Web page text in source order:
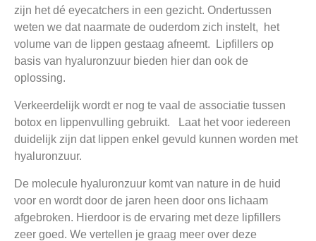
zijn het dé eyecatchers in een gezicht. Ondertussen
weten we dat naarmate de ouderdom zich instelt, het
volume van de lippen gestaag afneemt. Lipfillers op
basis van hyaluronzuur bieden hier dan ook de
oplossing.
Verkeerdelijk wordt er nog te vaal de associatie tussen
botox en lippenvulling gebruikt. Laat het voor iedereen
duidelijk zijn dat lippen enkel gevuld kunnen worden met
hyaluronzuur.
De molecule hyaluronzuur komt van nature in de huid
voor en wordt door de jaren heen door ons lichaam
afgebroken. Hierdoor is de ervaring met deze lipfillers
zeer goed. We vertellen je graag meer over deze